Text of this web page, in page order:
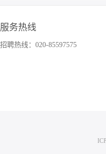
服务热线
招聘热线：020-85597575